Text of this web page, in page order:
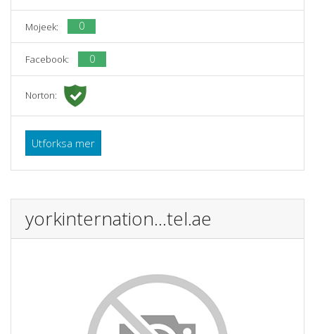
Mojeek: 0
Facebook: 0
Norton:
Utforksa mer
yorkinternation...tel.ae